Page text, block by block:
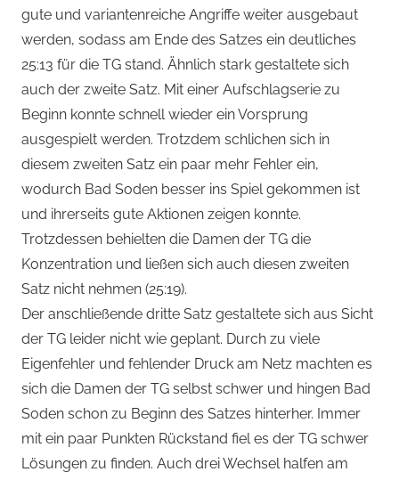
gute und variantenreiche Angriffe weiter ausgebaut
werden, sodass am Ende des Satzes ein deutliches
25:13 für die TG stand. Ähnlich stark gestaltete sich
auch der zweite Satz. Mit einer Aufschlagserie zu
Beginn konnte schnell wieder ein Vorsprung
ausgespielt werden. Trotzdem schlichen sich in
diesem zweiten Satz ein paar mehr Fehler ein,
wodurch Bad Soden besser ins Spiel gekommen ist
und ihrerseits gute Aktionen zeigen konnte.
Trotzdessen behielten die Damen der TG die
Konzentration und ließen sich auch diesen zweiten
Satz nicht nehmen (25:19).
Der anschließende dritte Satz gestaltete sich aus Sicht
der TG leider nicht wie geplant. Durch zu viele
Eigenfehler und fehlender Druck am Netz machten es
sich die Damen der TG selbst schwer und hingen Bad
Soden schon zu Beginn des Satzes hinterher. Immer
mit ein paar Punkten Rückstand fiel es der TG schwer
Lösungen zu finden. Auch drei Wechsel halfen am